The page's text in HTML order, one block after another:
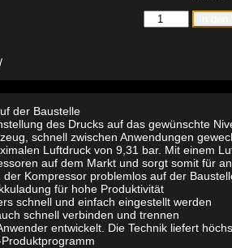
Milwaukee
M18FAC-
Kompressor
XXX
der Baustelle
des Drucks auf das gewünschte
schnell zwischen Anwendungen
Luftdruck von 9,31 bar. Mit einem
auf dem Markt und sorgt somit für
Kompressor problemlos auf der
für hohe Produktivität
schnell und einfach eingestellt werden
schnell verbinden und trennen
entwickelt. Die Technik liefert